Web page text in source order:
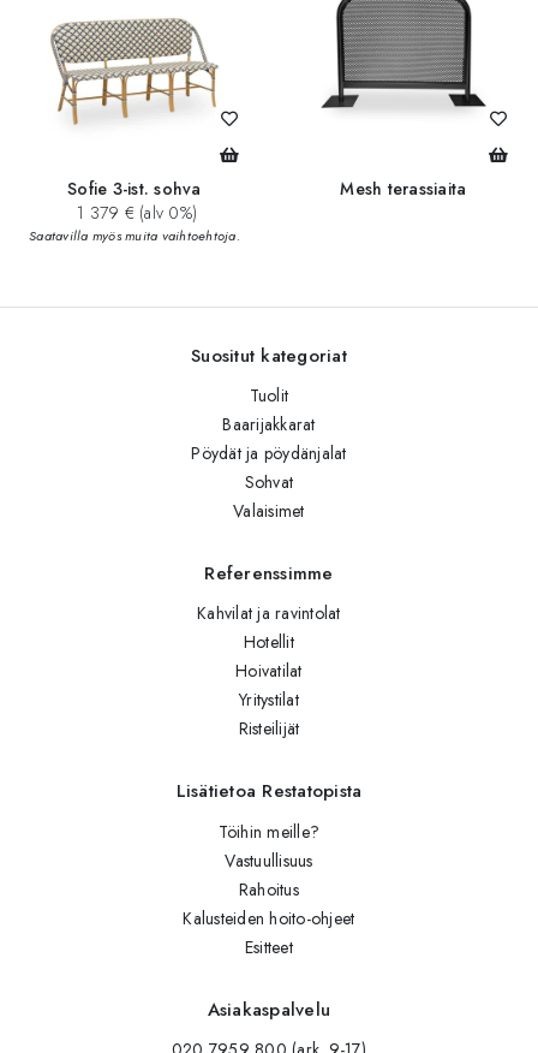
Sofie 3-ist. sohva
1 379 € (alv 0%)
Saatavilla myös muita vaihtoehtoja.
Mesh terassiaita
Suositut kategoriat
Tuolit
Baarijakkarat
Pöydät ja pöydänjalat
Sohvat
Valaisimet
Referenssimme
Kahvilat ja ravintolat
Hotellit
Hoivatilat
Yritystilat
Risteilijät
Lisätietoa Restatopista
Töihin meille?
Vastuullisuus
Rahoitus
Kalusteiden hoito-ohjeet
Esitteet
Asiakaspalvelu